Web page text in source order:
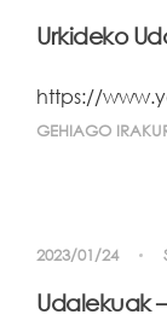
Urkideko
https://
GEHIAGO
2023/01/24
Udalekuak